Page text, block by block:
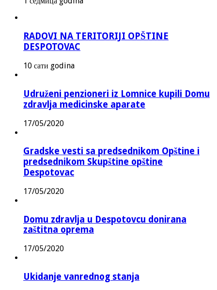
RADOVI NA TERITORIJI OPŠTINE
DESPOTOVAC
10 сати godina
Udruženi penzioneri iz Lomnice kupili Domu
zdravlja medicinske aparate
17/05/2020
Gradske vesti sa predsednikom Opštine i
predsednikom Skupštine opštine
Despotovac
17/05/2020
Domu zdravlja u Despotovcu donirana
zaštitna oprema
17/05/2020
Ukidanje vanrednog stanja